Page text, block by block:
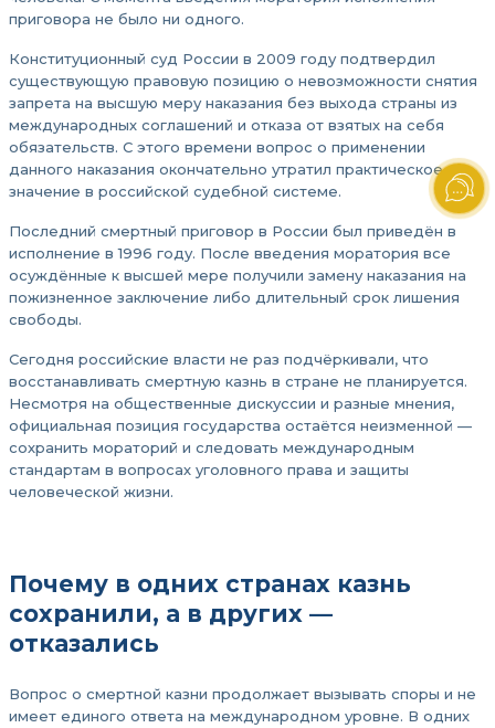
приговора не было ни одного.
Конституционный суд России в 2009 году подтвердил
существующую правовую позицию о невозможности снятия
запрета на высшую меру наказания без выхода страны из
международных соглашений и отказа от взятых на себя
обязательств. С этого времени вопрос о применении
данного наказания окончательно утратил практическое
значение в российской судебной системе.
Последний смертный приговор в России был приведён в
исполнение в 1996 году. После введения моратория все
осуждённые к высшей мере получили замену наказания на
пожизненное заключение либо длительный срок лишения
свободы.
Сегодня российские власти не раз подчёркивали, что
восстанавливать смертную казнь в стране не планируется.
Несмотря на общественные дискуссии и разные мнения,
официальная позиция государства остаётся неизменной —
сохранить мораторий и следовать международным
стандартам в вопросах уголовного права и защиты
человеческой жизни.
Почему в одних странах казнь
сохранили, а в других —
отказались
Вопрос о смертной казни продолжает вызывать споры и не
имеет единого ответа на международном уровне. В одних